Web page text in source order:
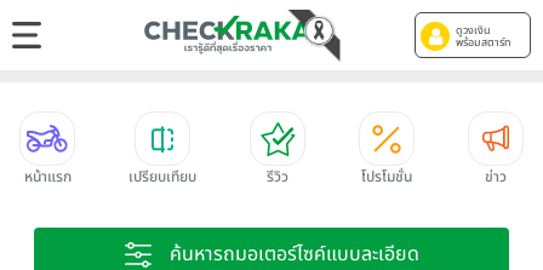
ดูวงเงิน
พร้อมสตาร์ท
หน้าแรก เปรียบเทียบ รีวิว โปรโมชั่น ข่าว
ค้นหารถมอเตอร์ไซค์แบบละเอียด